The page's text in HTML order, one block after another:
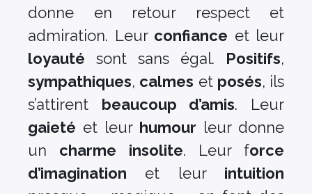
donne en retour respect et
admiration. Leur confiance et leur
loyauté sont sans égal. Positifs,
sympathiques, calmes et posés, ils
s’attirent beaucoup d’amis. Leur
gaieté et leur humour leur donne
un charme insolite. Leur force
d’imagination et leur intuition